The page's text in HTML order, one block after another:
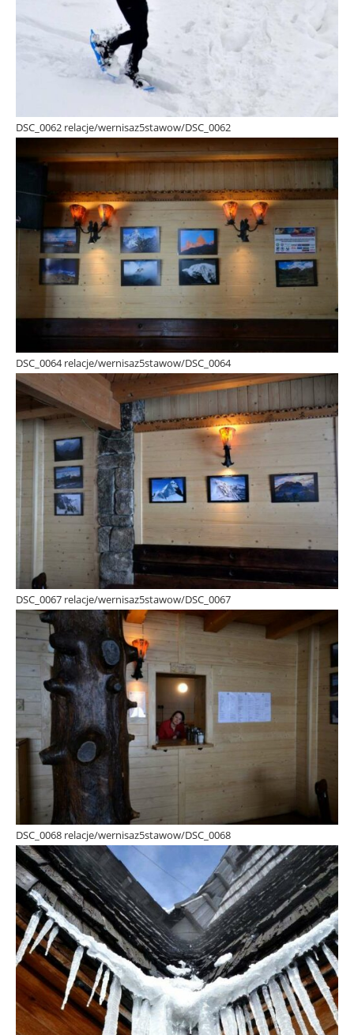
DSC_0062 relacje/wernisaz5stawow/DSC_0062
DSC_0064 relacje/wernisaz5stawow/DSC_0064
DSC_0067 relacje/wernisaz5stawow/DSC_0067
DSC_0068 relacje/wernisaz5stawow/DSC_0068